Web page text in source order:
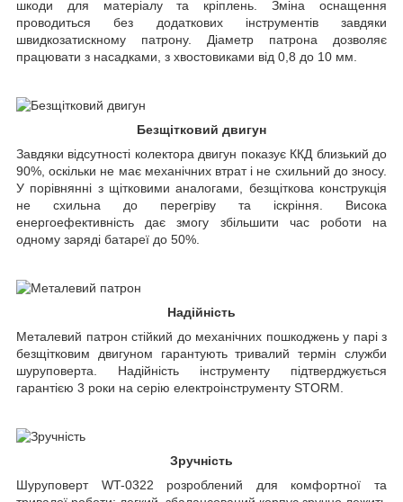
шкоди для матеріалу та кріплень. Зміна оснащення
проводиться без додаткових інструментів завдяки
швидкозатискному патрону. Діаметр патрона дозволяє
працювати з насадками, з хвостовиками від 0,8 до 10 мм.
Безщітковий двигун
Завдяки відсутності колектора двигун показує ККД близький до
90%, оскільки не має механічних втрат і не схильний до зносу.
У порівнянні з щітковими аналогами, безщіткова конструкція
не схильна до перегріву та іскріння. Висока
енергоефективність дає змогу збільшити час роботи на
одному заряді батареї до 50%.
Надійність
Металевий патрон стійкий до механічних пошкоджень у парі з
безщітковим двигуном гарантують тривалий термін служби
шуруповерта. Надійність інструменту підтверджується
гарантією 3 роки на серію електроінструменту STORM.
Зручність
Шуруповерт WT-0322 розроблений для комфортної та